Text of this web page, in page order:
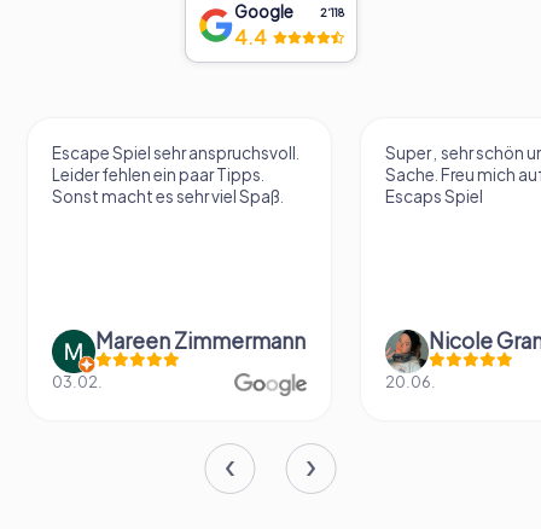
Google 2‘118
4.4
Escape Spiel sehr anspruchsvoll.
Leider fehlen ein paar Tipps.
Sonst macht es sehr viel Spaß.
Mareen Zimmermann
03.02.
Super , sehr schön
Sache. Freu mich
Escaps Spiel
Nicole
20.06.